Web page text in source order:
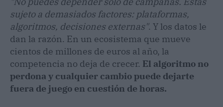
sujeto a demasiados factores: plataformas,
algoritmos, decisiones externas". Y los datos le
dan la razón. En un ecosistema que mueve
cientos de millones de euros al año, la
competencia no deja de crecer. El algoritmo no
perdona y cualquier cambio puede dejarte
fuera de juego en cuestión de horas.